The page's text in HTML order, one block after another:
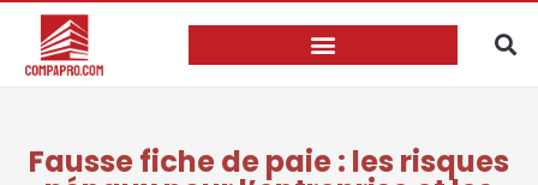
Fausse fiche de paie : les risques